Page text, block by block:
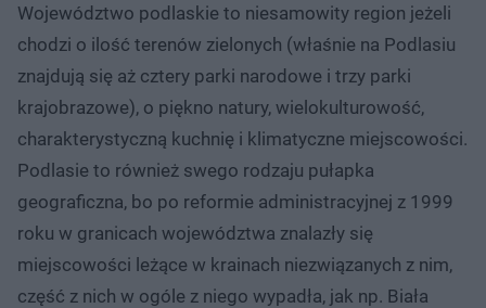
Województwo podlaskie to niesamowity region jeżeli
chodzi o ilość terenów zielonych (właśnie na Podlasiu
znajdują się aż cztery parki narodowe i trzy parki
krajobrazowe), o piękno natury, wielokulturowość,
charakterystyczną kuchnię i klimatyczne miejscowości.
Podlasie to również swego rodzaju pułapka
geograficzna, bo po reformie administracyjnej z 1999
roku w granicach województwa znalazły się
miejscowości leżące w krainach niezwiązanych z nim,
część z nich w ogóle z niego wypadła, jak np. Biała